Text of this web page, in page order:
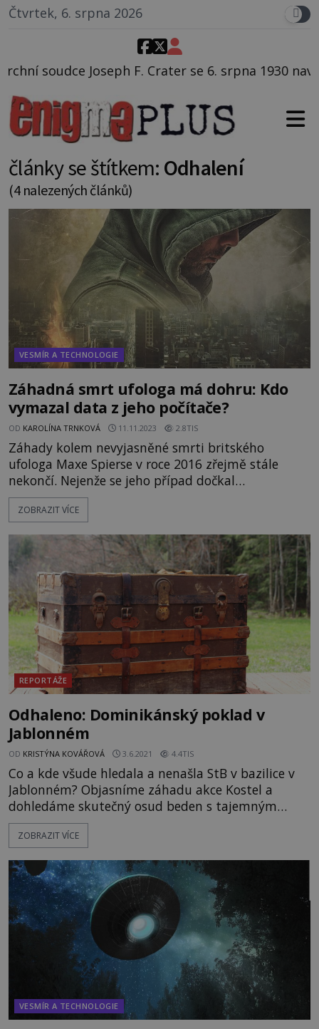
Čtvrtek, 6. srpna 2026
se 6. srpna 1930 navečeří ve své oblíbené
články se štítkem: Odhalení
(4 nalezených článků)
VESMÍR A TECHNOLOGIE
Záhadná smrt ufologa má dohru: Kdo
vymazal data z jeho počítače?
OD KAROLÍNA TRNKOVÁ 11.11.2023 2.8TIS
Záhady kolem nevyjasněné smrti britského
ufologa Maxe Spierse v roce 2016 zřejmě stále
nekončí. Nejenže se jeho případ dočkal
neuvěřitelně laxního přístupu, dokonce ani s jeho
osobními věcmi se nezacházelo tak, jak předpisy
skutečně někdo snažil umlčet? Prominentní
britský ufolog a konspiračn
ZOBRAZIT VÍCE
REPORTÁŽE
Odhaleno: Dominikánský poklad v
Jablonném
OD KRISTÝNA KOVÁŘOVÁ 3.6.2021 4.4TIS
Co a kde všude hledala a nenašla StB v bazilice v
Jablonném? Objasníme záhadu akce Kostel a
dohledáme skutečný osud beden s tajemným
materiálem, které navozili nacisté do Jablonného.
https://www.youtube.com/watch?
ZOBRAZIT VÍCE
VESMÍR A TECHNOLOGIE